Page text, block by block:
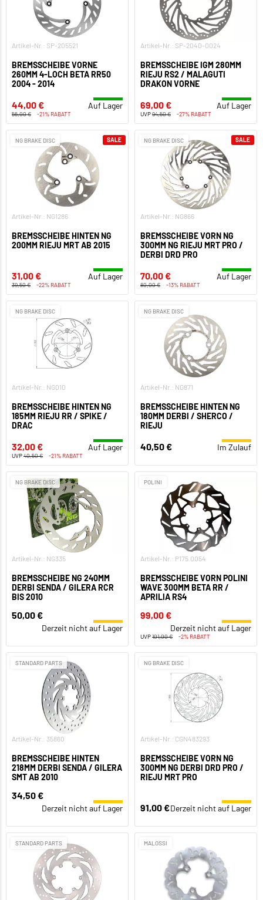
Artikel-Nr.: SP-205521
BREMSSCHEIBE VORNE
260MM 4-LOCH BETA RR50
2004 - 2014
44,00 € Auf Lager
56,00 € -21% RABATT
Artikel-Nr.: SP-2040-0024
BREMSSCHEIBE IGM 280MM
RIEJU RS2 / MALAGUTI
DRAKON VORNE
69,00 € Auf Lager
UVP94,50 € -27% RABATT
NG BRAKE DISC
Artikel-Nr.: NG1286
BREMSSCHEIBE HINTEN NG
200MM RIEJU MRT AB 2015
31,00 € Auf Lager
39,50 € -22% RABATT
SALE NG BRAKE DISC
Artikel-Nr.: NG866
BREMSSCHEIBE VORN NG
300MM NG RIEJU MRT PRO /
DERBI DRD PRO
70,00 € Auf Lager
80,00 € -13% RABATT
SALE
NG BRAKE DISC
Artikel-Nr.: NG010
BREMSSCHEIBE HINTEN NG
185MM RIEJU RR / SPIKE /
DRAC
32,00 € Auf Lager
UVP40,50 € -21% RABATT
NG BRAKE DISC
Artikel-Nr.: NG871
BREMSSCHEIBE HINTEN NG
180MM DERBI / SHERCO /
RIEJU
40,50 € Im Zulauf
NG BRAKE DISC
Artikel-Nr.: NG335
BREMSSCHEIBE NG 240MM
DERBI SENDA / GILERA RCR
BIS 2010
50,00 €
Derzeit nicht auf Lager
POLINI
Artikel-Nr.: P175.0054
BREMSSCHEIBE VORN POLINI
WAVE 300MM BETA RR /
APRILIA RS4
99,00 €
Derzeit nicht auf Lager
UVP101,00 € -2% RABATT
STANDARD PARTS
Artikel-Nr.: 35860
BREMSSCHEIBE HINTEN
218MM DERBI SENDA / GILERA
SMT AB 2010
34,50 €
Derzeit nicht auf Lager
NG BRAKE DISC
Artikel-Nr.: CGN483293
BREMSSCHEIBE VORN NG
300MM NG DERBI DRD PRO /
RIEJU MRT PRO
91,00 €Derzeit nicht auf Lager
STANDARD PARTS MALOSSI